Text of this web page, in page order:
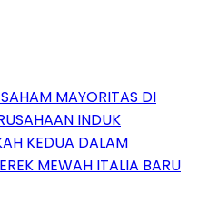
MAYORITAS DI
INDUK
KEDUA DALAM
MEWAH ITALIA BARU